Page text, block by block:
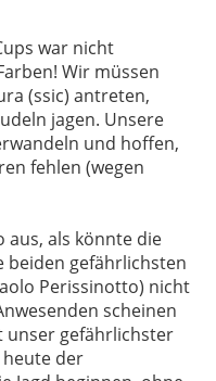
war nicht
Wir müssen
(ssic) antreten,
jagen. Unsere
und hoffen,
fehlen (wegen
aus, als könnte die
beiden gefährlichsten
Perissinotto) nicht
scheinen
unser gefährlichster
heute der